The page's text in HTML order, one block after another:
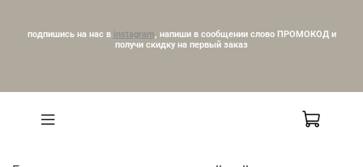
подпишись на нас в instagram, напиши в сообщении слово ПРОМОКОД и
получи скидку на первый заказ